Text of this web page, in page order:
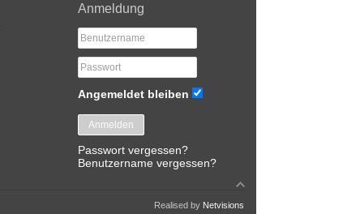
Anmeldung
Angemeldet bleiben
Anmelden
Passwort vergessen?
Benutzername vergessen?
Realised by Netvisions